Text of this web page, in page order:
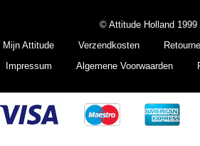
© Attitude Holland 1999
Mijn Attitude Verzendkosten
Impressum Algemene Voorwaarden